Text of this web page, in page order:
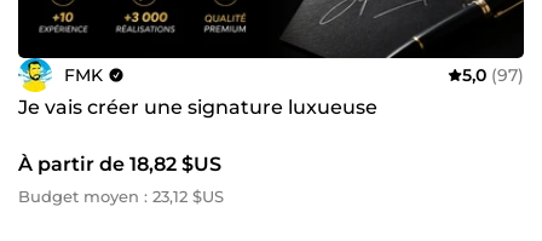
FMK 5,0 (97)
Je vais créer une signature luxueuse
À partir de 18,82 $US
Budget moyen : 23,12 $US